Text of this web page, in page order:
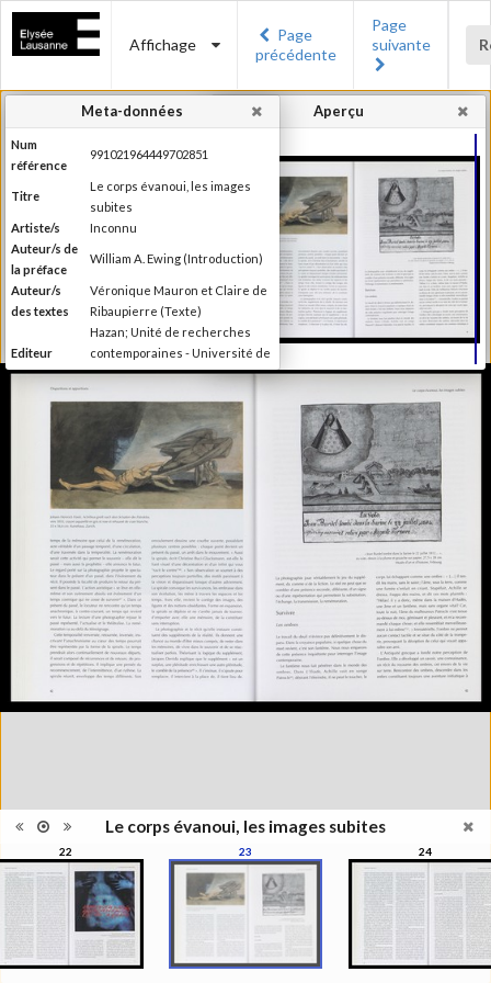
Affichage
Page
précédente
Page
suivante
Le corps évanoui, les images subites
22 23 24
Aperçu
Meta-données
Num
référence
991021964449702851
Titre
Le corps évanoui, les images
subites
Artiste/s
Inconnu
Auteur/s de
la préface
William A. Ewing (Introduction)
Auteur/s
des textes
Véronique Mauron et Claire de
Ribaupierre (Texte)
Editeur
Hazan; Unité de recherches
contemporaines - Université de
Lausanne; Musée de l'Elysée
Paris; Lausanne
Information
édition
Publié à l'occasion de
l'exposition : "Le corps évanoui,
les images subites", Musée de
l'Elysée, Lausanne, 1999
Catégorie
Histoire et Géographie des
beaux-arts et arts décoratifs
Type de
Broché
Information
Couleur, Noir & Blanc
Nombre de
pages